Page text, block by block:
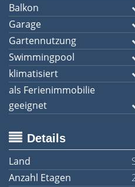
Balkon
Garage
Gartennutzung
Swimmingpool
klimatisiert
als Ferienimmobilie
geeignet
Details
Land
Anzahl Etagen